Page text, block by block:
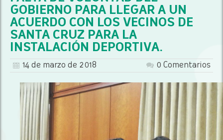
GOBIERNO PARA LLEGAR A UN
ACUERDO CON LOS VECINOS DE
SANTA CRUZ PARA LA
INSTALACIÓN DEPORTIVA.
14 de marzo de 2018 0 Comentarios